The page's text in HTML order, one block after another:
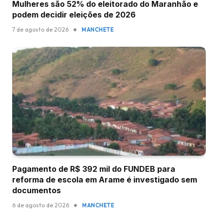
Mulheres são 52% do eleitorado do Maranhão e
podem decidir eleições de 2026
7 de agosto de 2026 MANCHETE
Pagamento de R$ 392 mil do FUNDEB para
reforma de escola em Arame é investigado sem
documentos
6 de agosto de 2026 MANCHETE